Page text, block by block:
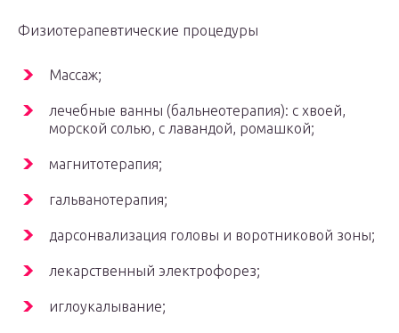
Физиотерапевтические процедуры
Массаж;
лечебные ванны (бальнеотерапия): с хвоей,
морской солью, с лавандой, ромашкой;
магнитотерапия;
гальванотерапия;
дарсонвализация головы и воротниковой зоны;
лекарственный электрофорез;
иглоукалывание;